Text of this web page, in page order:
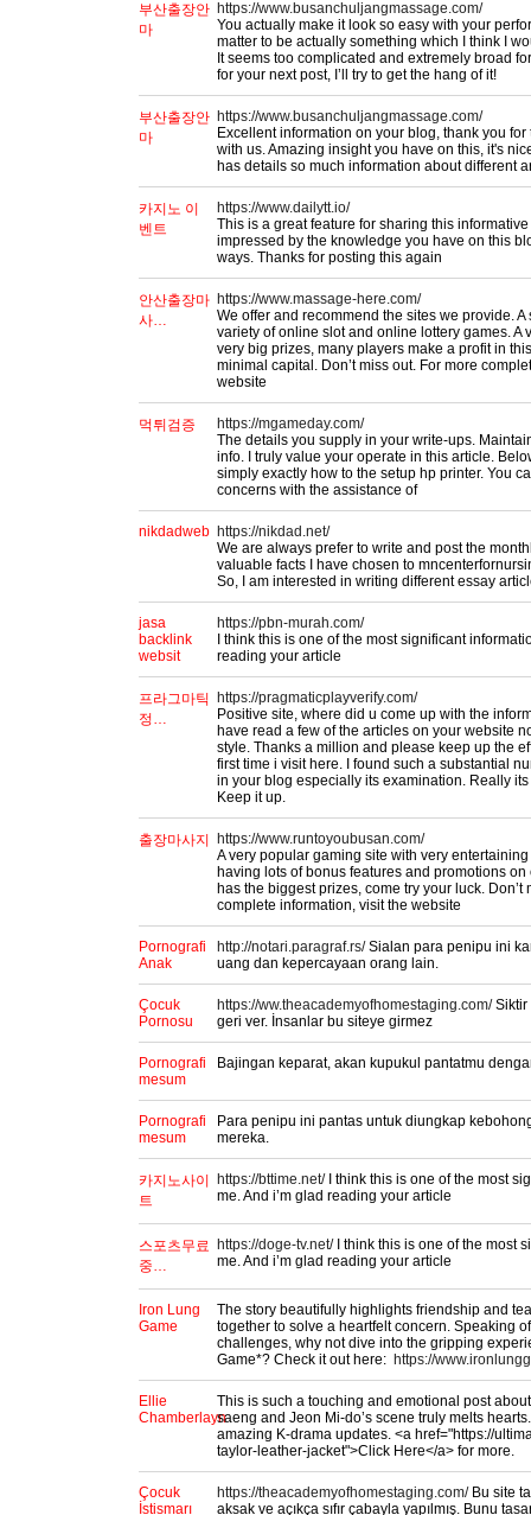
부산출장안
마
https://www.busanchuljangmassage.com/
You actually make it look so easy with your
matter to be actually something which I think I
It seems too complicated and extremely broad
for your next post, I’ll try to get the hang of it!
부산출장안
마
https://www.busanchuljangmassage.com/
Excellent information on your blog, thank you
with us. Amazing insight you have on this, it's
has details so much information about different
카지노 이
벤트
https://www.dailytt.io/
This is a great feature for sharing this
impressed by the knowledge you have on this
ways. Thanks for posting this again
안산출장마
사…
https://www.massage-here.com/
We offer and recommend the sites we provide.
variety of online slot and online lottery games. A
very big prizes, many players make a profit in
minimal capital. Don’t miss out. For more
website
먹튀검증
https://mgameday.com/
The details you supply in your write-ups.
info. I truly value your operate in this article.
simply exactly how to the setup hp printer. You
concerns with the assistance of
nikdadweb https://nikdad.net/
We are always prefer to write and post the
valuable facts I have chosen to
So, I am interested in writing different essay
jasa
backlink
websit
https://pbn-murah.com/
I think this is one of the most significant
reading your article
프라그마틱
정…
https://pragmaticplayverify.com/
Positive site, where did u come up with the
have read a few of the articles on your website
style. Thanks a million and please keep up the
first time i visit here. I found such a substantial
in your blog especially its examination. Really
Keep it up.
출장마사지
https://www.runtoyoubusan.com/
A very popular gaming site with very
having lots of bonus features and promotions on
has the biggest prizes, come try your luck. Don’t
complete information, visit the website
Pornografi
Anak
http://notari.paragraf.rs/Sialan para penipu ini
uang dan kepercayaan orang lain.
Çocuk
Pornosu
https://ww.theacademyofhomestaging.com/Siktir
geri ver. İnsanlar bu siteye girmez
Pornografi
mesum
Bajingan keparat, akan kupukul pantatmu
Pornografi
mesum
Para penipu ini pantas untuk diungkap
mereka.
카지노사이
트
https://bttime.net/I think this is one of the most
me. And i’m glad reading your article
스포츠무료
중…
https://doge-tv.net/I think this is one of the most
me. And i’m glad reading your article
Iron Lung
Game
The story beautifully highlights friendship and
together to solve a heartfelt concern. Speaking
challenges, why not dive into the gripping
Game*? Check it out here: https://
Ellie
Chamberlayn
This is such a touching and emotional post
saeng and Jeon Mi-do’s scene truly melts
amazing K-drama updates. <a href="https://
taylor-leather-jacket">Click Here</a> for more.
Çocuk
İstismarı
https://theacademyofhomestaging.com/Bu site
aksak ve açıkça sıfır çabayla yapılmış. Bunu